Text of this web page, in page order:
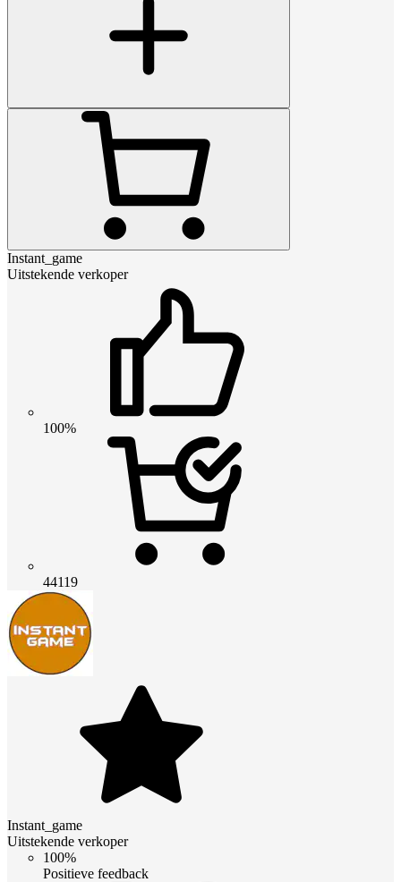
Instant_game
Uitstekende verkoper
100%
44119
Instant_game
Uitstekende verkoper
100%
Positieve feedback